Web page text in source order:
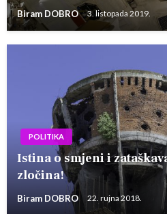
Biram DOBRO 3. listopada 2019.
POLITIKA
Istina o smjeni i
zločina!
Biram DOBRO 22. rujna 2018.